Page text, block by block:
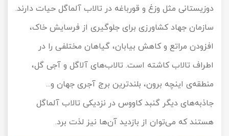
دوزیستانی مثل وزغ و قورباغه در تالاب آلماگل حیات دارند.
سازمان جهاد کشاورزی برای جلوگیری از فرسایش خاک،
افزودن مراتع و کاهش بیابان، گیاهان مختلفی را در
اطراف تالاب کاشته است. تالاب‌های آلاگل و آجی گل،
منطقه‌ی اینچه برون، بلندترین برج آجری جهان و...
جاذبه‌های دیگر گنبد کاووس در نزدیکی تالاب آلماگل
هستند که می‌توان از بازدید آن‌ها نیز لذت برد.